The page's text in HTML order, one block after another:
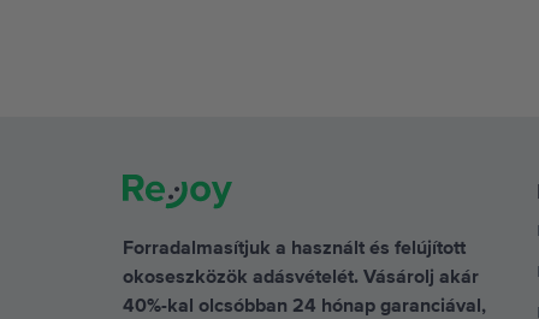
Forradalmasítjuk a használt és felújított
okoseszközök adásvételét. Vásárolj akár
40%-kal olcsóbban 24 hónap garanciával,